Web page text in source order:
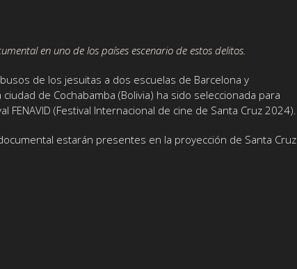
en uno de los países escenario de estos delitos.
de los jesuitas a dos escuelas de Barcelona y
de Cochabamba (Bolivia) ha sido seleccionada para
(Festival Internacional de cine de Santa Cruz 2024).
estarán presentes en la proyección de Santa Cruz.